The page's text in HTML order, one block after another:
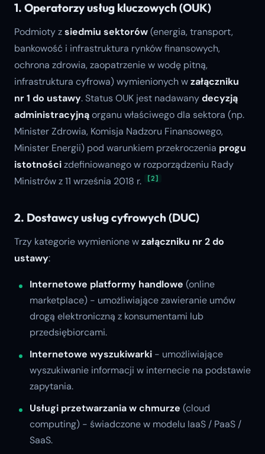
1. Operatorzy usług kluczowych (OUK)
Podmioty zsiedmiu sektorów(energia, transport,
bankowość i infrastruktura rynków finansowych,
ochrona zdrowia, zaopatrzenie w wodę pitną,
infrastruktura cyfrowa) wymienionych wzałączniku
nr 1 do ustawy. Status OUK jest nadawanydecyzją
administracyjnąorganu właściwego dla sektora (np.
Minister Zdrowia, Komisja Nadzoru Finansowego,
Minister Energii) pod warunkiem przekroczenia progu
istotnościzdefiniowanego w rozporządzeniu Rady
Ministrów z 11 września 2018 r.
[2]
2. Dostawcy usług cyfrowych (DUC)
Trzy kategorie wymienione wzałączniku nr 2 do
ustawy:
Internetowe platformy handlowe (online
marketplace) - umożliwiające zawieranie umów
drogą elektroniczną z konsumentami lub
przedsiębiorcami.
Internetowe wyszukiwarki - umożliwiające
wyszukiwanie informacji w internecie na podstawie
zapytania.
Usługi przetwarzania w chmurze (cloud
computing) - świadczone w modelu IaaS / PaaS /
SaaS.